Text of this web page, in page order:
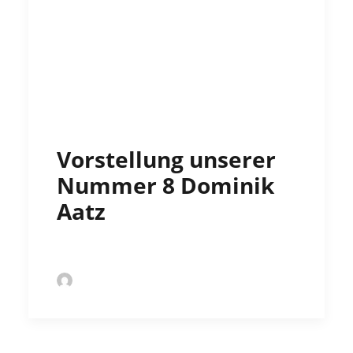
Vorstellung unserer
Nummer 8 Dominik
Aatz